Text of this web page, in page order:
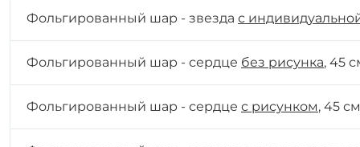
Фольгированный шар - звезда с
Фольгированный шар - сердце без рисунка, 45
Фольгированный шар - сердце с рисунком, 45 см